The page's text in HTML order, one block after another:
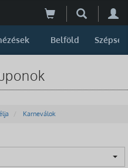
Belföld Szépség
Karneválok